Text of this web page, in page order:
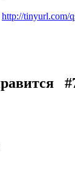
http://tinyurl.com/